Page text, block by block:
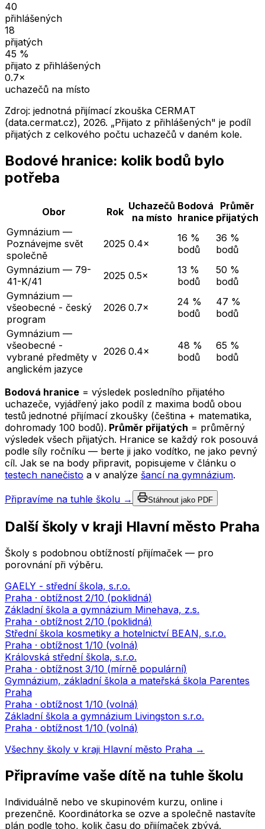
40
přihlášených
18
přijatých
45 %
přijato z přihlášených
0.7×
uchazečů na místo
Zdroj: jednotná přijímací zkouška CERMAT
(data.cermat.cz), 2026. „Přijato z přihlášených" je podíl
přijatých z celkového počtu uchazečů v daném kole.
Bodové hranice: kolik bodů bylo
potřeba
Obor Rok Uchazečů
na místo
Bodová
hranice
Průměr
přijatých
Gymnázium —
Poznávejme svět
společně
2025 0.4×
16 %
bodů
36 %
bodů
Gymnázium — 79-
41-K/41
2025 0.5×
13 %
bodů
50 %
bodů
Gymnázium —
všeobecné - český
program
2026 0.7×
24 %
bodů
47 %
bodů
Gymnázium —
všeobecné -
vybrané předměty v
anglickém jazyce
2026 0.4×
48 %
bodů
65 %
bodů
Bodová hranice = výsledek posledního přijatého
uchazeče, vyjádřený jako podíl z maxima bodů obou
testů jednotné přijímací zkoušky (čeština + matematika,
dohromady 100 bodů). Průměr přijatých = průměrný
výsledek všech přijatých. Hranice se každý rok posouvá
podle síly ročníku — berte ji jako vodítko, ne jako pevný
cíl. Jak se na body připravit, popisujeme v článku o
testech nanečisto a v analýze šancí na gymnázium.
Připravíme na tuhle školu → Stáhnout jako PDF
Další školy v kraji Hlavní město Praha
Školy s podobnou obtížností přijímaček — pro
porovnání při výběru.
GAELY - střední škola, s.r.o.
Praha · obtížnost 2/10 (poklidná)
Základní škola a gymnázium Minehava, z.s.
Praha · obtížnost 2/10 (poklidná)
Střední škola kosmetiky a hotelnictví BEAN, s.r.o.
Praha · obtížnost 1/10 (volná)
Královská střední škola, s.r.o.
Praha · obtížnost 3/10 (mírně populární)
Gymnázium, základní škola a mateřská škola Parentes
Praha
Praha · obtížnost 1/10 (volná)
Základní škola a gymnázium Livingston s.r.o.
Praha · obtížnost 1/10 (volná)
Všechny školy v kraji Hlavní město Praha →
Připravíme vaše dítě na tuhle školu
Individuálně nebo ve skupinovém kurzu, online i
prezenčně. Koordinátorka se ozve a společně nastavíte
plán podle toho, kolik času do přijímaček zbývá.